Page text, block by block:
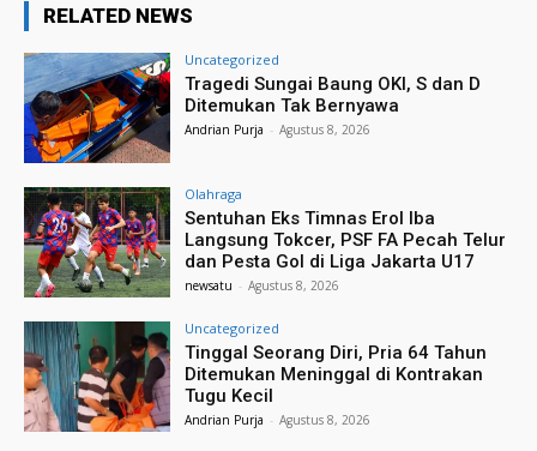
RELATED NEWS
Uncategorized
Tragedi Sungai Baung OKI, S dan D
Ditemukan Tak Bernyawa
Andrian Purja - Agustus 8, 2026
Olahraga
Sentuhan Eks Timnas Erol Iba
Langsung Tokcer, PSF FA Pecah Telur
dan Pesta Gol di Liga Jakarta U17
newsatu - Agustus 8, 2026
Uncategorized
Tinggal Seorang Diri, Pria 64 Tahun
Ditemukan Meninggal di Kontrakan
Tugu Kecil
Andrian Purja - Agustus 8, 2026